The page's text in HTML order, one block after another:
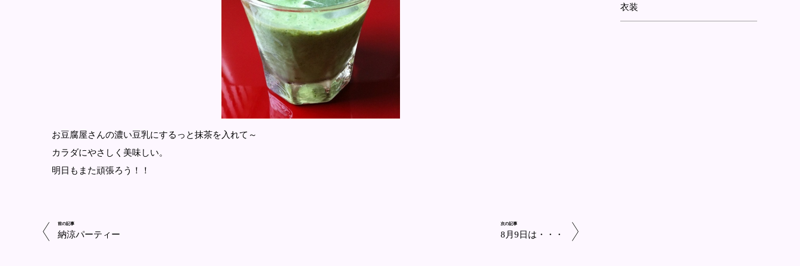
お豆腐屋さんの濃い豆乳にするっと抹茶を入れて～
カラダにやさしく美味しい。
明日もまた頑張ろう！！
前の記事
納涼パーティー
次の記事
8月9日は・・・
衣装